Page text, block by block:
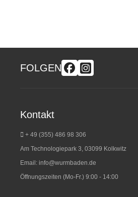
FOLGEN
Kontakt
+ 49 (355) 486 98 306
Am Technologiepark 3, 03099 Kolkwitz
Email: info@wurmbaden.de
Öffnungszeiten (Mo-Fr.) 9:00 - 14:00